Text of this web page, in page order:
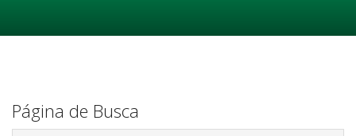
Página de Busca